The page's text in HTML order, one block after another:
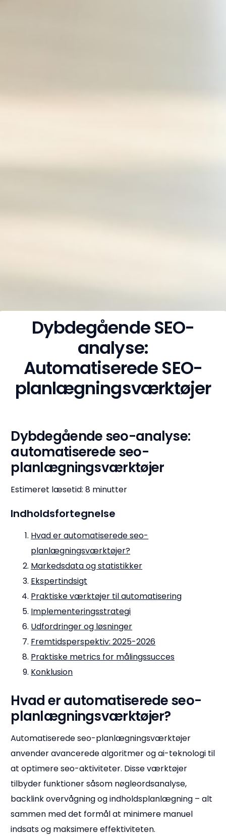
Dybdegående SEO-
analyse:
Automatiserede SEO-
planlægningsværktøjer
Dybdegående seo-analyse:
automatiserede seo-
planlægningsværktøjer
Estimeret læsetid: 8 minutter
Indholdsfortegnelse
Hvad er automatiserede seo-
planlægningsværktøjer?
Markedsdata og statistikker
Ekspertindsigt
Praktiske værktøjer til automatisering
Implementeringsstrategi
Udfordringer og løsninger
Fremtidsperspektiv: 2025-2026
Praktiske metrics for målingssucces
Konklusion
Hvad er automatiserede seo-
planlægningsværktøjer?
Automatiserede seo-planlægningsværktøjer
anvender avancerede algoritmer og ai-teknologi til
at optimere seo-aktiviteter. Disse værktøjer
tilbyder funktioner såsom nøgleordsanalyse,
backlink overvågning og indholdsplanlægning – alt
sammen med det formål at minimere manuel
indsats og maksimere effektiviteten.